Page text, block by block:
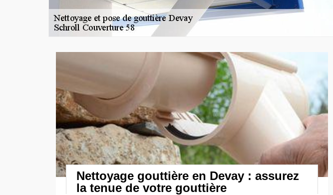
Nettoyage gouttière en Devay : assurez
la tenue de votre gouttière